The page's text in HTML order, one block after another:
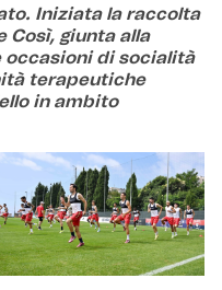
Iniziata la raccolta
Così, giunta alla
occasioni di socialità
terapeutiche
in ambito